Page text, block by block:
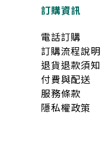
訂購資訊
電話訂購
訂購流程說明
退貨退款須知
付費與配送
服務條款
隱私權政策